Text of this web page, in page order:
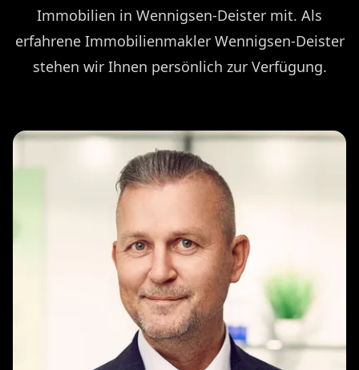
Immobilien in Wennigsen-Deister mit. Als
erfahrene Immobilienmakler Wennigsen-Deister
stehen wir Ihnen persönlich zur Verfügung.